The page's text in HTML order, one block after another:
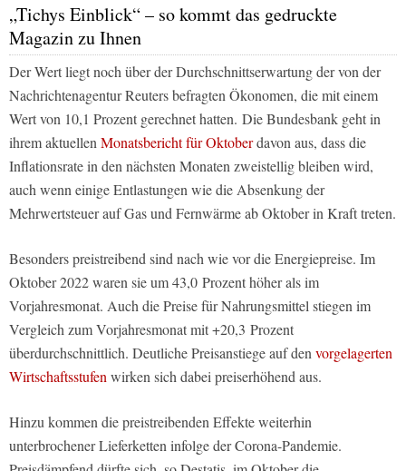
„Tichys Einblick“ – so kommt das gedruckte
Magazin zu Ihnen
Der Wert liegt noch über der Durchschnittserwartung der von der
Nachrichtenagentur Reuters befragten Ökonomen, die mit einem
Wert von 10,1 Prozent gerechnet hatten. Die Bundesbank geht in
ihrem aktuellen Monatsbericht für Oktoberdavon aus, dass die
Inflationsrate in den nächsten Monaten zweistellig bleiben wird,
auch wenn einige Entlastungen wie die Absenkung der
Mehrwertsteuer auf Gas und Fernwärme ab Oktober in Kraft treten.
Besonders preistreibend sind nach wie vor die Energiepreise. Im
Oktober 2022 waren sie um 43,0 Prozent höher als im
Vorjahresmonat. Auch die Preise für Nahrungsmittel stiegen im
Vergleich zum Vorjahresmonat mit +20,3 Prozent
überdurchschnittlich. Deutliche Preisanstiege auf den vorgelagerten
Wirtschaftsstufen wirken sich dabei preiserhöhend aus.
Hinzu kommen die preistreibenden Effekte weiterhin
unterbrochener Lieferketten infolge der Corona-Pandemie.